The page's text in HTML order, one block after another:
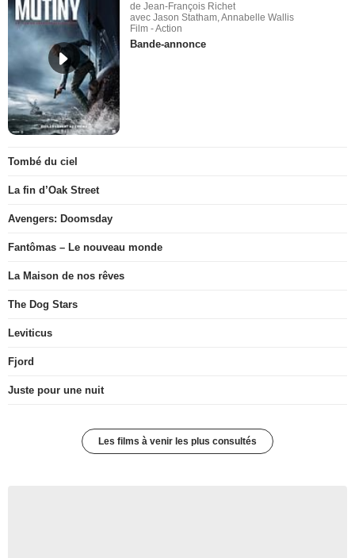
de Jean-François Richet
avec Jason Statham, Annabelle Wallis
Film - Action
Bande-annonce
Tombé du ciel
La fin d’Oak Street
Avengers: Doomsday
Fantômas – Le nouveau monde
La Maison de nos rêves
The Dog Stars
Leviticus
Fjord
Juste pour une nuit
Les films à venir les plus consultés